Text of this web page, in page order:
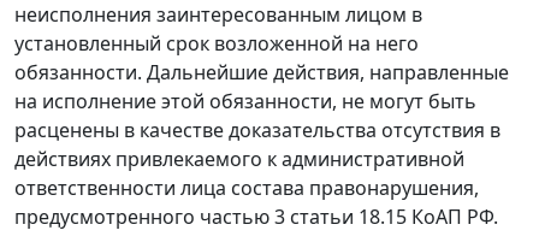
неисполнения заинтересованным лицом в
установленный срок возложенной на него
обязанности. Дальнейшие действия, направленные
на исполнение этой обязанности, не могут быть
расценены в качестве доказательства отсутствия в
действиях привлекаемого к административной
ответственности лица состава правонарушения,
предусмотренного частью 3 статьи 18.15 КоАП РФ.